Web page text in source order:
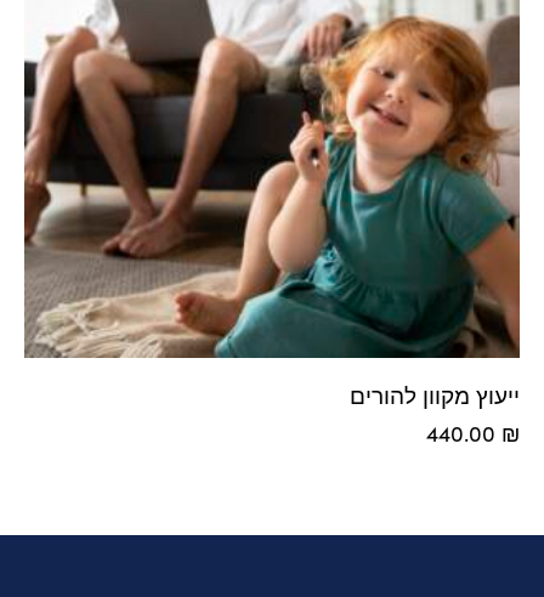
ייעוץ מקוון להורים
440.00₪